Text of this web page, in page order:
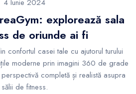
4 Iunie 2024
explorează sala
de oriunde ai fi
confortul casei tale cu ajutorul turului
moderne prin imagini 360 de grade
completă și realistă asupra
sălii de fitness.